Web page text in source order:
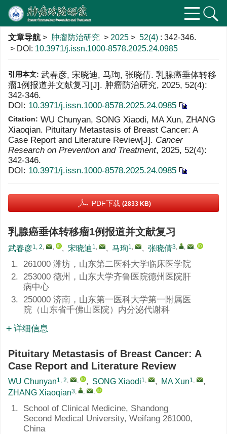
文章导航 > 肿瘤防治研究 > 2025 > 52(4) : 342-346.
> DOI: 10.3971/j.issn.1000-8578.2025.24.0985
引用本文: 武春彦, 宋晓迪, 马珣, 张晓倩. 乳腺癌垂体转移
瘤1例报道并文献复习[J]. 肿瘤防治研究, 2025, 52(4):
342-346.
DOI: 10.3971/j.issn.1000-8578.2025.24.0985
Citation: WU Chunyan, SONG Xiaodi, MA Xun, ZHANG
Xiaoqian. Pituitary Metastasis of Breast Cancer: A
Case Report and Literature Review[J]. Cancer
Research on Prevention and Treatment, 2025, 52(4):
342-346.
DOI: 10.3971/j.issn.1000-8578.2025.24.0985
PDF下载 (2833 KB)
乳腺癌垂体转移瘤1例报道并文献复习
武春彦1, 2, , , 宋晓迪 1, , 马珣1, , 张晓倩3, , ,
1.
261000 潍坊，山东第二医科大学临床医学院
2.
253000 德州，山东大学齐鲁医院德州医院肝
病中心
3.
250000 济南，山东第一医科大学第一附属医
院（山东省千佛山医院）内分泌代谢科
详细信息
Pituitary Metastasis of Breast Cancer: A
Case Report and Literature Review
WU Chunyan1, 2, , , SONG Xiaodi1, , MA Xun1,
,
ZHANG Xiaoqian3, , ,
1.
School of Clinical Medicine, Shandong
Second Medical University, Weifang 261000,
China